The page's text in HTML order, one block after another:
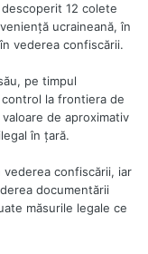
12 colete
ucraineană, în
vederea confiscării.
pe timpul
la frontiera de
de aproximativ
în ţară.
confiscării, iar
documentării
măsurile legale ce